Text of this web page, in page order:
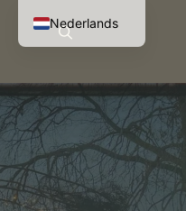
Nederlands
English (UK)
Deutsch